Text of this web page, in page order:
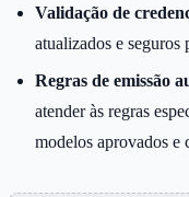
Validação de
atualizados e seguros
Regras de emissão
atender às regras
modelos aprovados e